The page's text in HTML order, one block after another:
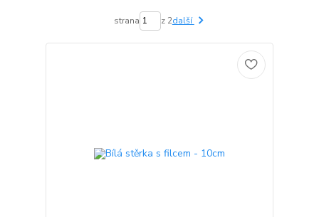
strana z 2další